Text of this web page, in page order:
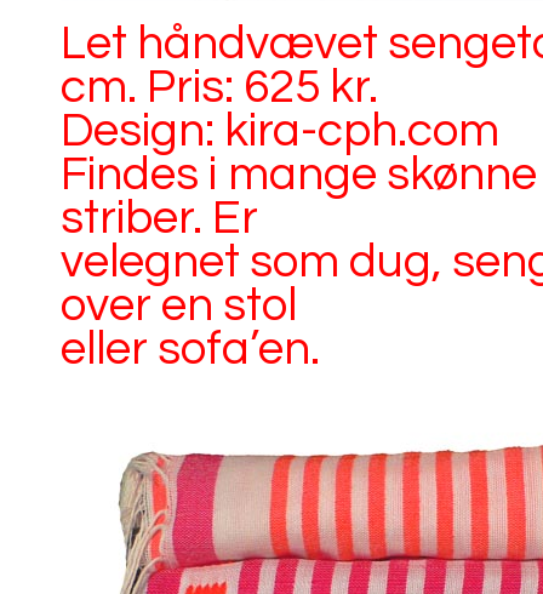
Let håndvævet
cm. Pris: 625 kr.
Design: kira-cph.com
Findes i mange
striber. Er
velegnet som dug,
over en stol
eller sofa’en.